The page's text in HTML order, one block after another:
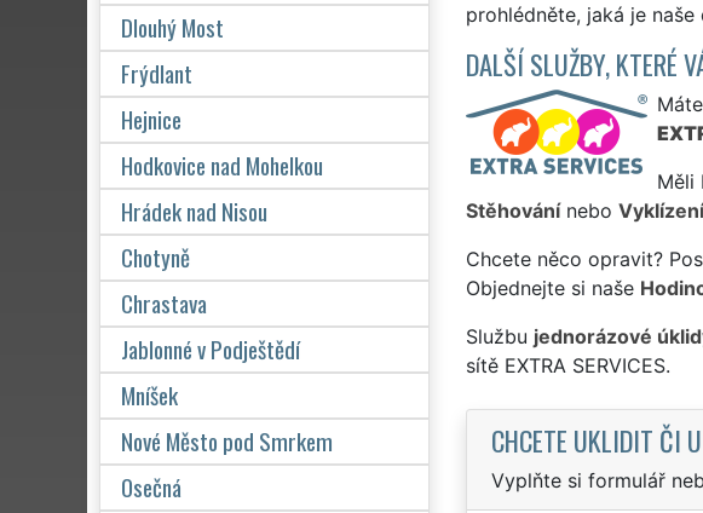
prohlédněte, jaká je
DALŠÍ SLUŽBY, KTERÉ
Měli
Stěhovánínebo Vyklízení
Chcete něco opravit?
Objednejte si naše
Službu jednorázové
sítě EXTRA SERVICES.
CHCETE UKLIDIT ČI
Vyplňte si formulář
Dlouhý Most
Frýdlant
Hejnice
Hodkovice nad Mohelkou
Hrádek nad Nisou
Chotyně
Chrastava
Jablonné v Podještědí
Mníšek
Nové Město pod Smrkem
Osečná